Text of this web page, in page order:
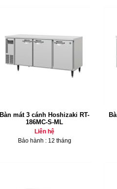
Bàn mát 3 cánh Hoshizaki RT-
186MC-S-ML
Liên hệ
Bảo hành : 12 tháng